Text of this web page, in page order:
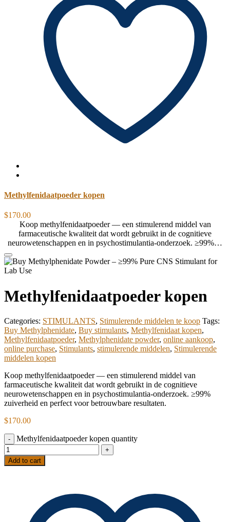
Methylfenidaatpoeder kopen
$170.00
Koop methylfenidaatpoeder — een stimulerend middel van
farmaceutische kwaliteit dat wordt gebruikt in de cognitieve
neurowetenschappen en in psychostimulantia-onderzoek. ≥99%…
Methylfenidaatpoeder kopen
Categories: STIMULANTS, Stimulerende middelen te koop Tags:
Buy Methylphenidate, Buy stimulants, Methylfenidaat kopen,
Methylfenidaatpoeder, Methylphenidate powder, online aankoop,
online purchase, Stimulants, stimulerende middelen, Stimulerende
middelen kopen
Koop methylfenidaatpoeder — een stimulerend middel van
farmaceutische kwaliteit dat wordt gebruikt in de cognitieve
neurowetenschappen en in psychostimulantia-onderzoek. ≥99%
zuiverheid en perfect voor betrouwbare resultaten.
$170.00
Methylfenidaatpoeder kopen quantity
Add to cart